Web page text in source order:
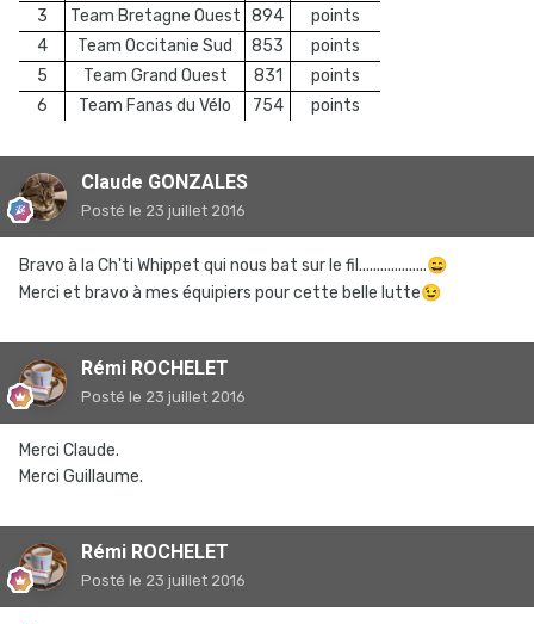
3 Team Bretagne Ouest 894
points
4
Team Occitanie Sud 853
points
5
Team Grand Ouest 831
points
6
Team Fanas du Vélo 754 points
Claude GONZALES
Posté le 23 juillet 2016
Bravo à la Ch'ti Whippet qui nous bat sur le fil...................😄
Merci et bravo à mes équipiers pour cette belle lutte😉
Rémi ROCHELET
Posté le 23 juillet 2016
Merci Claude.
Merci Guillaume.
Rémi ROCHELET
Posté le 23 juillet 2016